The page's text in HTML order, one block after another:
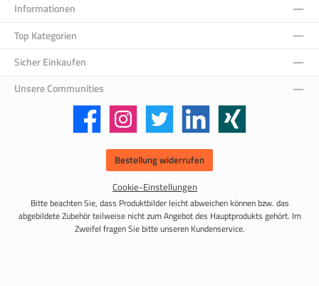
Informationen
Top Kategorien
Sicher Einkaufen
Unsere Communities
Facebook Instagram Twitter LinkedIn Xing
Bestellung widerrufen
Cookie-Einstellungen
Bitte beachten Sie, dass Produktbilder leicht abweichen können bzw. das
abgebildete Zubehör teilweise nicht zum Angebot des Hauptprodukts gehört. Im
Zweifel fragen Sie bitte unseren Kundenservice.